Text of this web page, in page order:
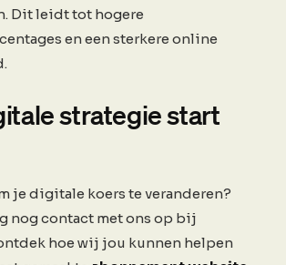
Dit leidt tot hogere
en een sterkere online
strategie start
je digitale koers te veranderen?
nog contact met ons op bij
hoe wij jou kunnen helpen